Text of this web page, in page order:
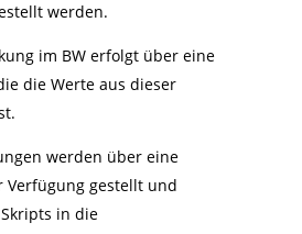
werden.
im BW erfolgt über eine
die Werte aus dieser
werden über eine
Verfügung gestellt und
in die